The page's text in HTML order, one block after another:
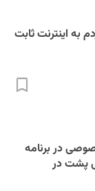
به اینترنت ثابت
در برنامه
پشت در